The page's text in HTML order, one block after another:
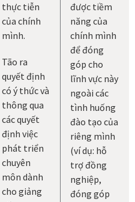
thực tiễn
của chính
mình.
Tão ra
quyết định
có ý thức và
thông qua
các quyết
định việc
phát triển
chuyên
môn dành
cho giảng
được tiềm
năng của
chính mình
để đóng
góp cho
lĩnh vực này
ngoài các
tình huống
đào tạo của
riêng mình
(ví dụ: hỗ
trợ đồng
nghiệp,
đóng góp